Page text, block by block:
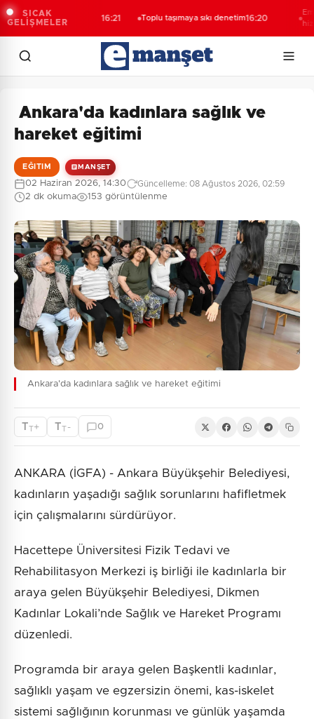
SICAK
GELİŞMELER
ortak
Toplu taşımaya sıkı denetim16:20
Emekli
hizmeti
Ankara'da kadınlara sağlık ve
hareket eğitimi
EĞITIM MANŞET
02 Haziran 2026, 14:30 Güncelleme: 08 Ağustos 2026, 02:59
2 dk okuma 153 görüntülenme
Ankara'da kadınlara sağlık ve hareket eğitimi
TT+ TT - 0
ANKARA (İGFA) - Ankara Büyükşehir Belediyesi,
kadınların yaşadığı sağlık sorunlarını hafifletmek
için çalışmalarını sürdürüyor.
Hacettepe Üniversitesi Fizik Tedavi ve
Rehabilitasyon Merkezi iş birliği ile kadınlarla bir
araya gelen Büyükşehir Belediyesi, Dikmen
Kadınlar Lokali’nde Sağlık ve Hareket Programı
düzenledi.
Programda bir araya gelen Başkentli kadınlar,
sağlıklı yaşam ve egzersizin önemi, kas-iskelet
sistemi sağlığının korunması ve günlük yaşamda